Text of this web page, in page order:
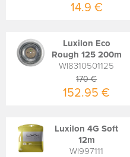
14.9 €
Luxilon Eco
Rough 125 200m
WI8310501125
170 €
152.95 €
Luxilon 4G Soft
12m
WI997111